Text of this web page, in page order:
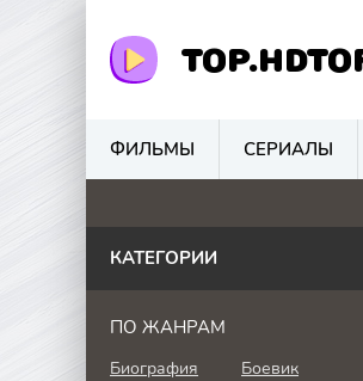
ФИЛЬМЫ СЕРИАЛЫ
4.8 4.6
КАТЕГОРИИ
ПО ЖАНРАМ
Биография Боевик